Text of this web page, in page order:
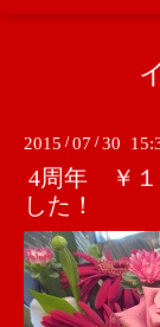
2015 /07 /30
4周年 ￥１
した！